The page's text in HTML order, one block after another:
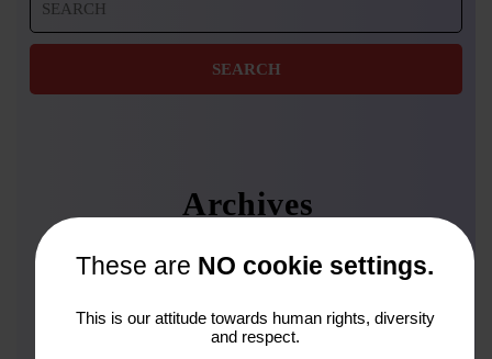
for:
Archives
Oktober 2025
These are NO cookie settings.
This is our attitude towards human rights, diversity
and respect.